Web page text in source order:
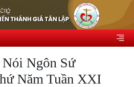
Ngôn Sứ
Năm Tuần XXI